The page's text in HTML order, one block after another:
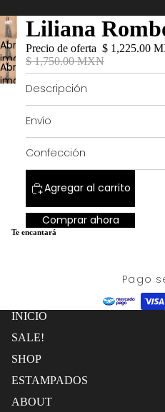
Abrir
imagen
a
pantalla
Abrir
imagen
pantalla
completa
Liliana
Precio de oferta $ 1,225.00
$ 1,750.00 MXN
Descripción
Envío
Confección
Agregar al carrito
Comprar ahora
Te encantará
Pago
INICIO
SALE!
SHOP
ESTAMPADOS
ABOUT